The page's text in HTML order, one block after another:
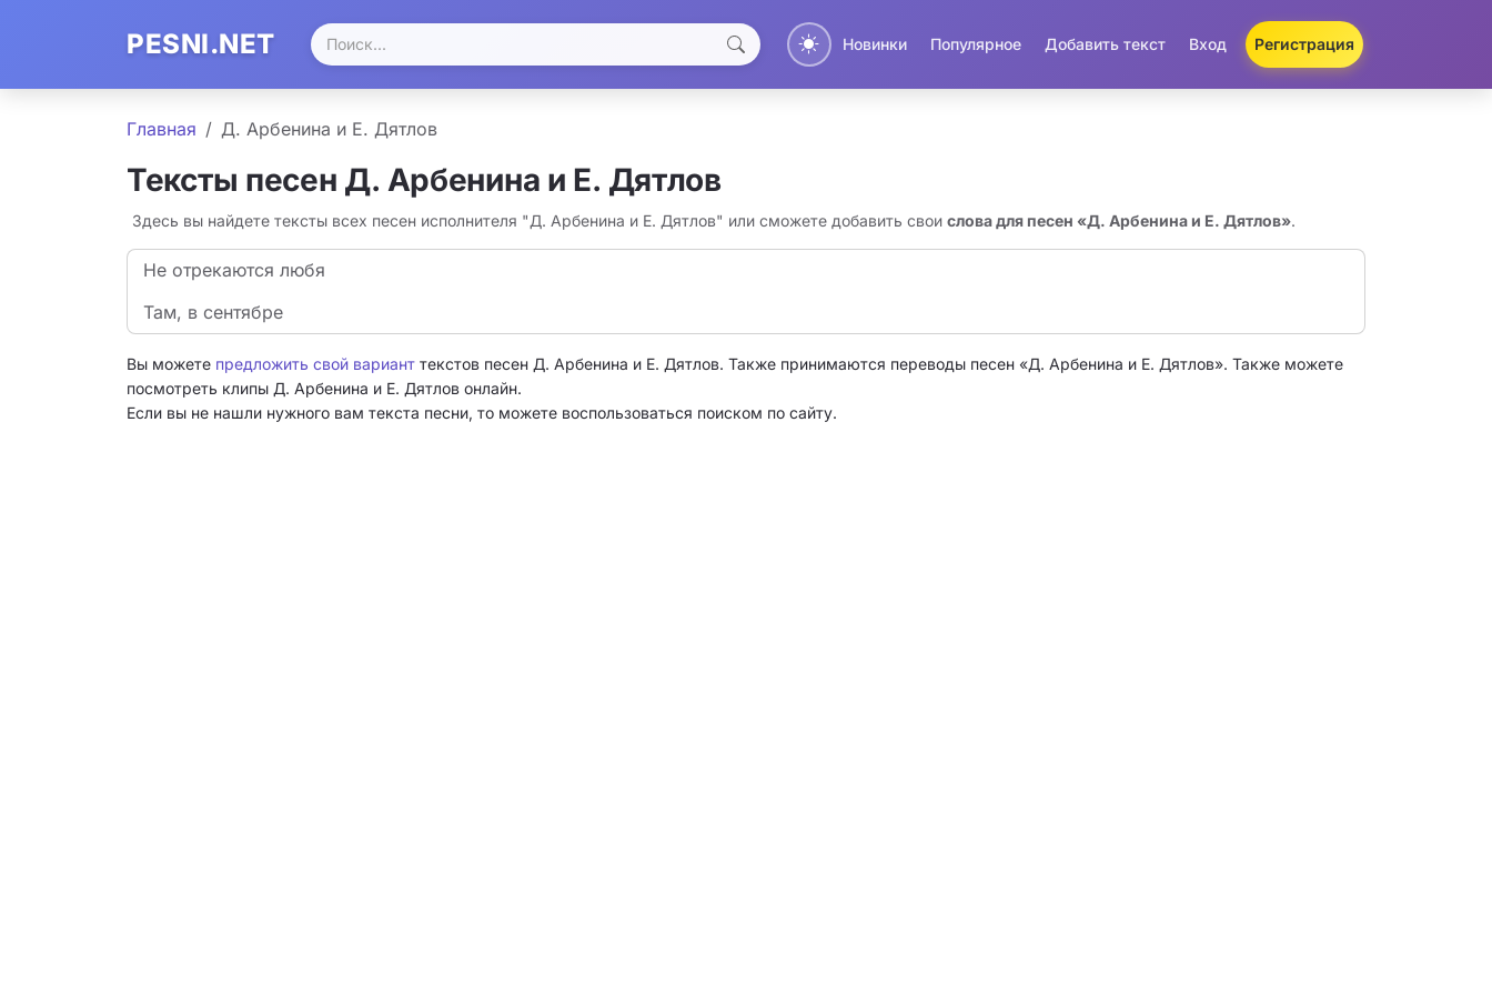
PESNI.NET Новинки Популярное Добавить текст Вход Регистрация
Главная Д. Арбенина и Е. Дятлов
Тексты песен Д. Арбенина и Е. Дятлов
Здесь вы найдете тексты всех песен исполнителя "Д. Арбенина и Е. Дятлов" или сможете добавить свои слова для песен «Д. Арбенина и Е. Дятлов».
Не отрекаются любя
Там, в сентябре
Вы можете предложить свой вариант текстов песен Д. Арбенина и Е. Дятлов. Также принимаются переводы песен «Д. Арбенина и Е. Дятлов». Также можете
посмотреть клипы Д. Арбенина и Е. Дятлов онлайн.
Если вы не нашли нужного вам текста песни, то можете воспользоваться поиском по сайту.